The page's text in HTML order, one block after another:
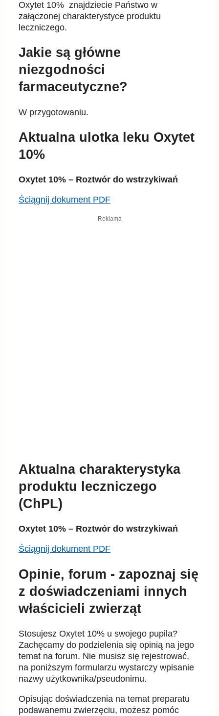
Oxytet 10% znajdziecie Państwo w
załączonej charakterystyce produktu
leczniczego.
Jakie są główne
niezgodności
farmaceutyczne?
W przygotowaniu.
Aktualna ulotka leku Oxytet
10%
Oxytet 10% – Roztwór do wstrzykiwań
Ściągnij dokument PDF
Reklama
Aktualna charakterystyka
produktu leczniczego
(ChPL)
Oxytet 10% – Roztwór do wstrzykiwań
Ściągnij dokument PDF
Opinie, forum - zapoznaj się
z doświadczeniami innych
właścicieli zwierząt
Stosujesz Oxytet 10% u swojego pupila?
Zachęcamy do podzielenia się opinią na jego
temat na forum. Nie musisz się rejestrować,
na poniższym formularzu wystarczy wpisanie
nazwy użytkownika/pseudonimu.
Opisując doświadczenia na temat preparatu
podawanemu zwierzęciu, możesz pomóc